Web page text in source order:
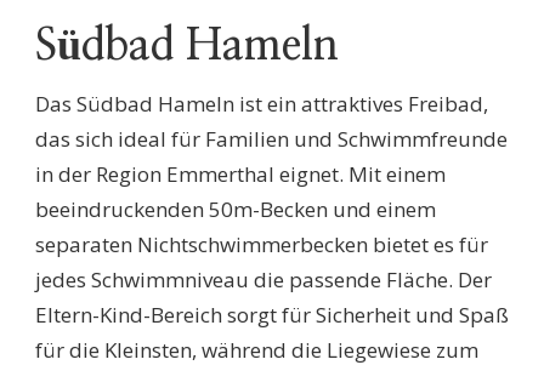
Südbad Hameln
Das Südbad Hameln ist ein attraktives Freibad,
das sich ideal für Familien und Schwimmfreunde
in der Region Emmerthal eignet. Mit einem
beeindruckenden 50m-Becken und einem
separaten Nichtschwimmerbecken bietet es für
jedes Schwimmniveau die passende Fläche. Der
Eltern-Kind-Bereich sorgt für Sicherheit und Spaß
für die Kleinsten, während die Liegewiese zum